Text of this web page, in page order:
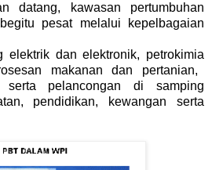
datang, kawasan pertumbuhan
pesat melalui kepelbagaian
elektrik danelektronik, petrokimia
makanan dan pertanian,
serta pelancongan di samping
pendidikan, kewangan serta